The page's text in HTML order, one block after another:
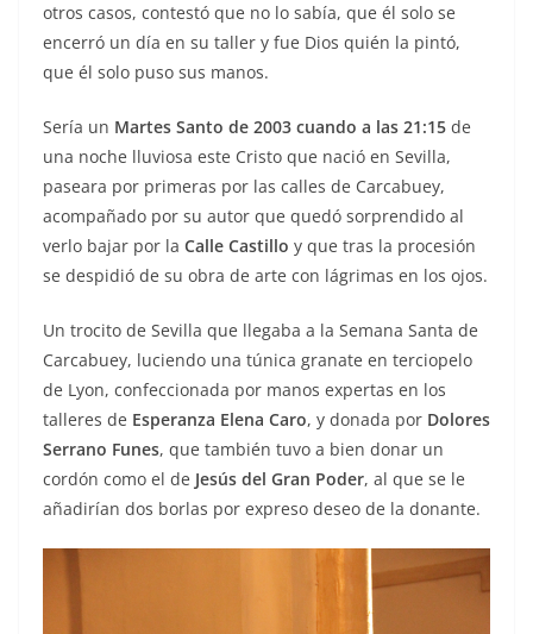
otros casos, contestó que no lo sabía, que él solo se
encerró un día en su taller y fue Dios quién la pintó,
que él solo puso sus manos.
Sería un Martes Santo de 2003 cuando a las 21:15 de
una noche lluviosa este Cristo que nació en Sevilla,
paseara por primeras por las calles de Carcabuey,
acompañado por su autor que quedó sorprendido al
verlo bajar por la Calle Castillo y que tras la procesión
se despidió de su obra de arte con lágrimas en los ojos.
Un trocito de Sevilla que llegaba a la Semana Santa de
Carcabuey, luciendo una túnica granate en terciopelo
de Lyon, confeccionada por manos expertas en los
talleres de Esperanza Elena Caro, y donada por Dolores
Serrano Funes, que también tuvo a bien donar un
cordón como el de Jesús del Gran Poder, al que se le
añadirían dos borlas por expreso deseo de la donante.